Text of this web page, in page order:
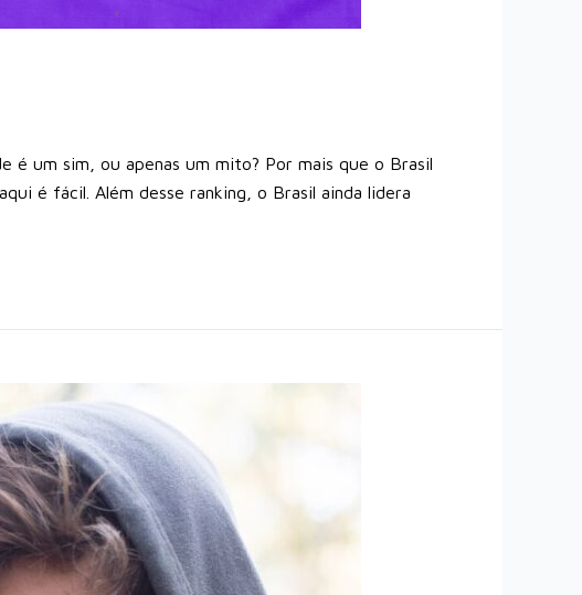
é um sim, ou apenas um mito? Por mais que o Brasil
é fácil. Além desse ranking, o Brasil ainda lidera